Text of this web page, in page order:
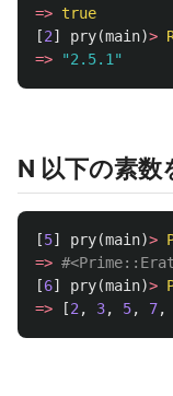
=> true
[2] pry(main)>
=>
"2.5.1"
N 以下の素数
[5] pry(main)>
=>
[6] pry(main)>
=>
[2 , 3, 5, 7,